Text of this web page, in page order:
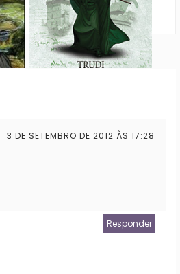
3 DE SETEMBRO DE 2012 ÀS 17:28
Responder